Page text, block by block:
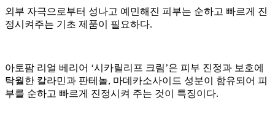
외부 자극으로부터 성나고 예민해진 피부는 순하고 빠르게 진
정시켜주는 기초 제품이 필요하다.
아토팜 리얼 베리어 ‘시카릴리프 크림’은 피부 진정과 보호에
탁월한 칼라민과 판테놀, 마데카소사이드 성분이 함유되어 피
부를 순하고 빠르게 진정시켜 주는 것이 특징이다.